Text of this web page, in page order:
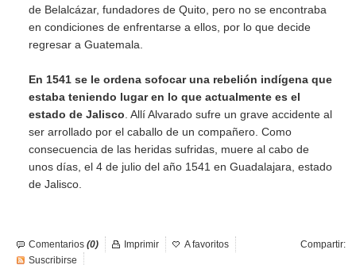
de Belalcázar, fundadores de Quito, pero no se encontraba
en condiciones de enfrentarse a ellos, por lo que decide
regresar a Guatemala.
En 1541 se le ordena sofocar una rebelión indígena que
estaba teniendo lugar en lo que actualmente es el
estado de Jalisco . Allí Alvarado sufre un grave accidente al
ser arrollado por el caballo de un compañero. Como
consecuencia de las heridas sufridas, muere al cabo de
unos días, el 4 de julio del año 1541 en Guadalajara, estado
de Jalisco.
Comentarios (0) Compartir:
Imprimir
A favoritos
Suscribirse